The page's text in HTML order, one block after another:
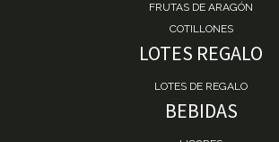
FRUTAS DE ARAGÓN
COTILLONES
LOTES REGALO
LOTES DE REGALO
BEBIDAS